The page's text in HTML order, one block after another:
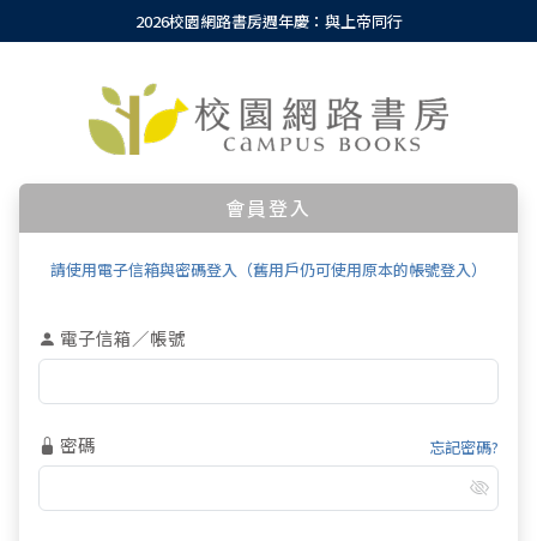
2026校園網路書房週年慶：與上帝同行
會員登入
請使用電子信箱與密碼登入（舊用戶仍可使用原本的帳號登入）
電子信箱／帳號
密碼 忘記密碼?